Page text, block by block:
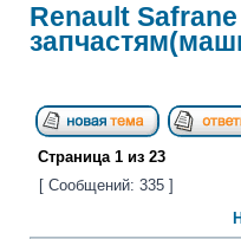
Renault Safrane
Страница 1 из 23
[ Сообщений: 335 ]